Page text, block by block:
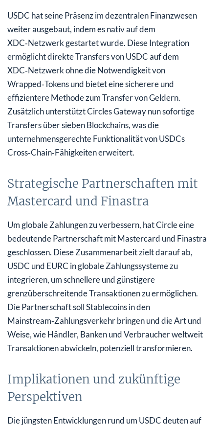
USDC hat seine Präsenz im dezentralen Finanzwesen
weiter ausgebaut, indem es nativ auf dem
XDC‑Netzwerk gestartet wurde. Diese Integration
ermöglicht direkte Transfers von USDC auf dem
XDC‑Netzwerk ohne die Notwendigkeit von
Wrapped‑Tokens und bietet eine sicherere und
effizientere Methode zum Transfer von Geldern.
Zusätzlich unterstützt Circles Gateway nun sofortige
Transfers über sieben Blockchains, was die
unternehmensgerechte Funktionalität von USDCs
Cross‑Chain‑Fähigkeiten erweitert.
Strategische Partnerschaften mit
Mastercard und Finastra
Um globale Zahlungen zu verbessern, hat Circle eine
bedeutende Partnerschaft mit Mastercard und Finastra
geschlossen. Diese Zusammenarbeit zielt darauf ab,
USDC und EURC in globale Zahlungssysteme zu
integrieren, um schnellere und günstigere
grenzüberschreitende Transaktionen zu ermöglichen.
Die Partnerschaft soll Stablecoins in den
Mainstream‑Zahlungsverkehr bringen und die Art und
Weise, wie Händler, Banken und Verbraucher weltweit
Transaktionen abwickeln, potenziell transformieren.
Implikationen und zukünftige
Perspektiven
Die jüngsten Entwicklungen rund um USDC deuten auf